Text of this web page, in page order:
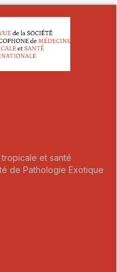
et santé
de Pathologie Exotique